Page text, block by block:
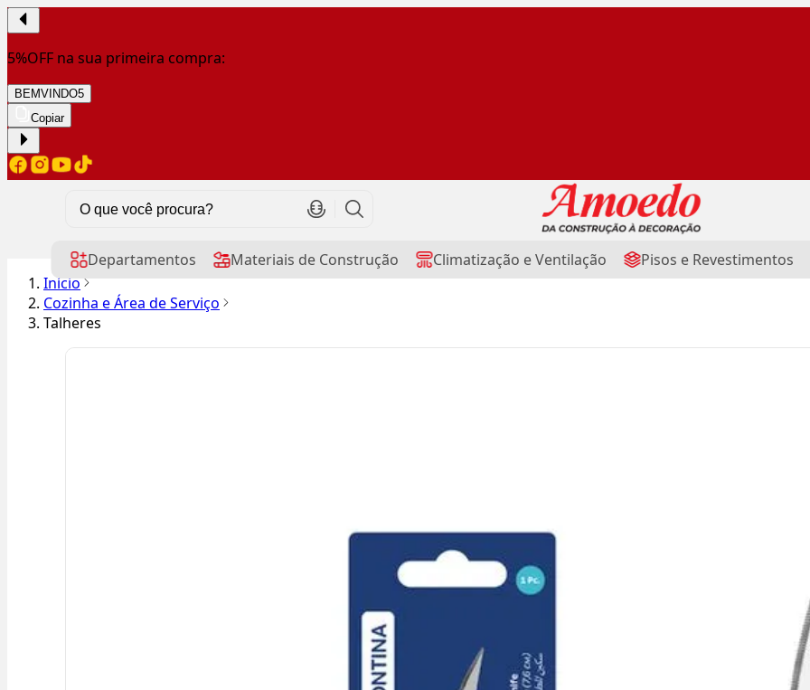
5%OFF na sua primeira compra:
BEMVINDO5
Copiar
Departamentos Materiais de Construção Climatização e Ventilação Pisos e Revestimentos
Início
Cozinha e Área de Serviço
Talheres